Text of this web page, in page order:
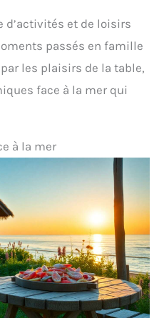
d’activités et de loisirs
passés en famille
les plaisirs de la table,
face à la mer qui
à la mer